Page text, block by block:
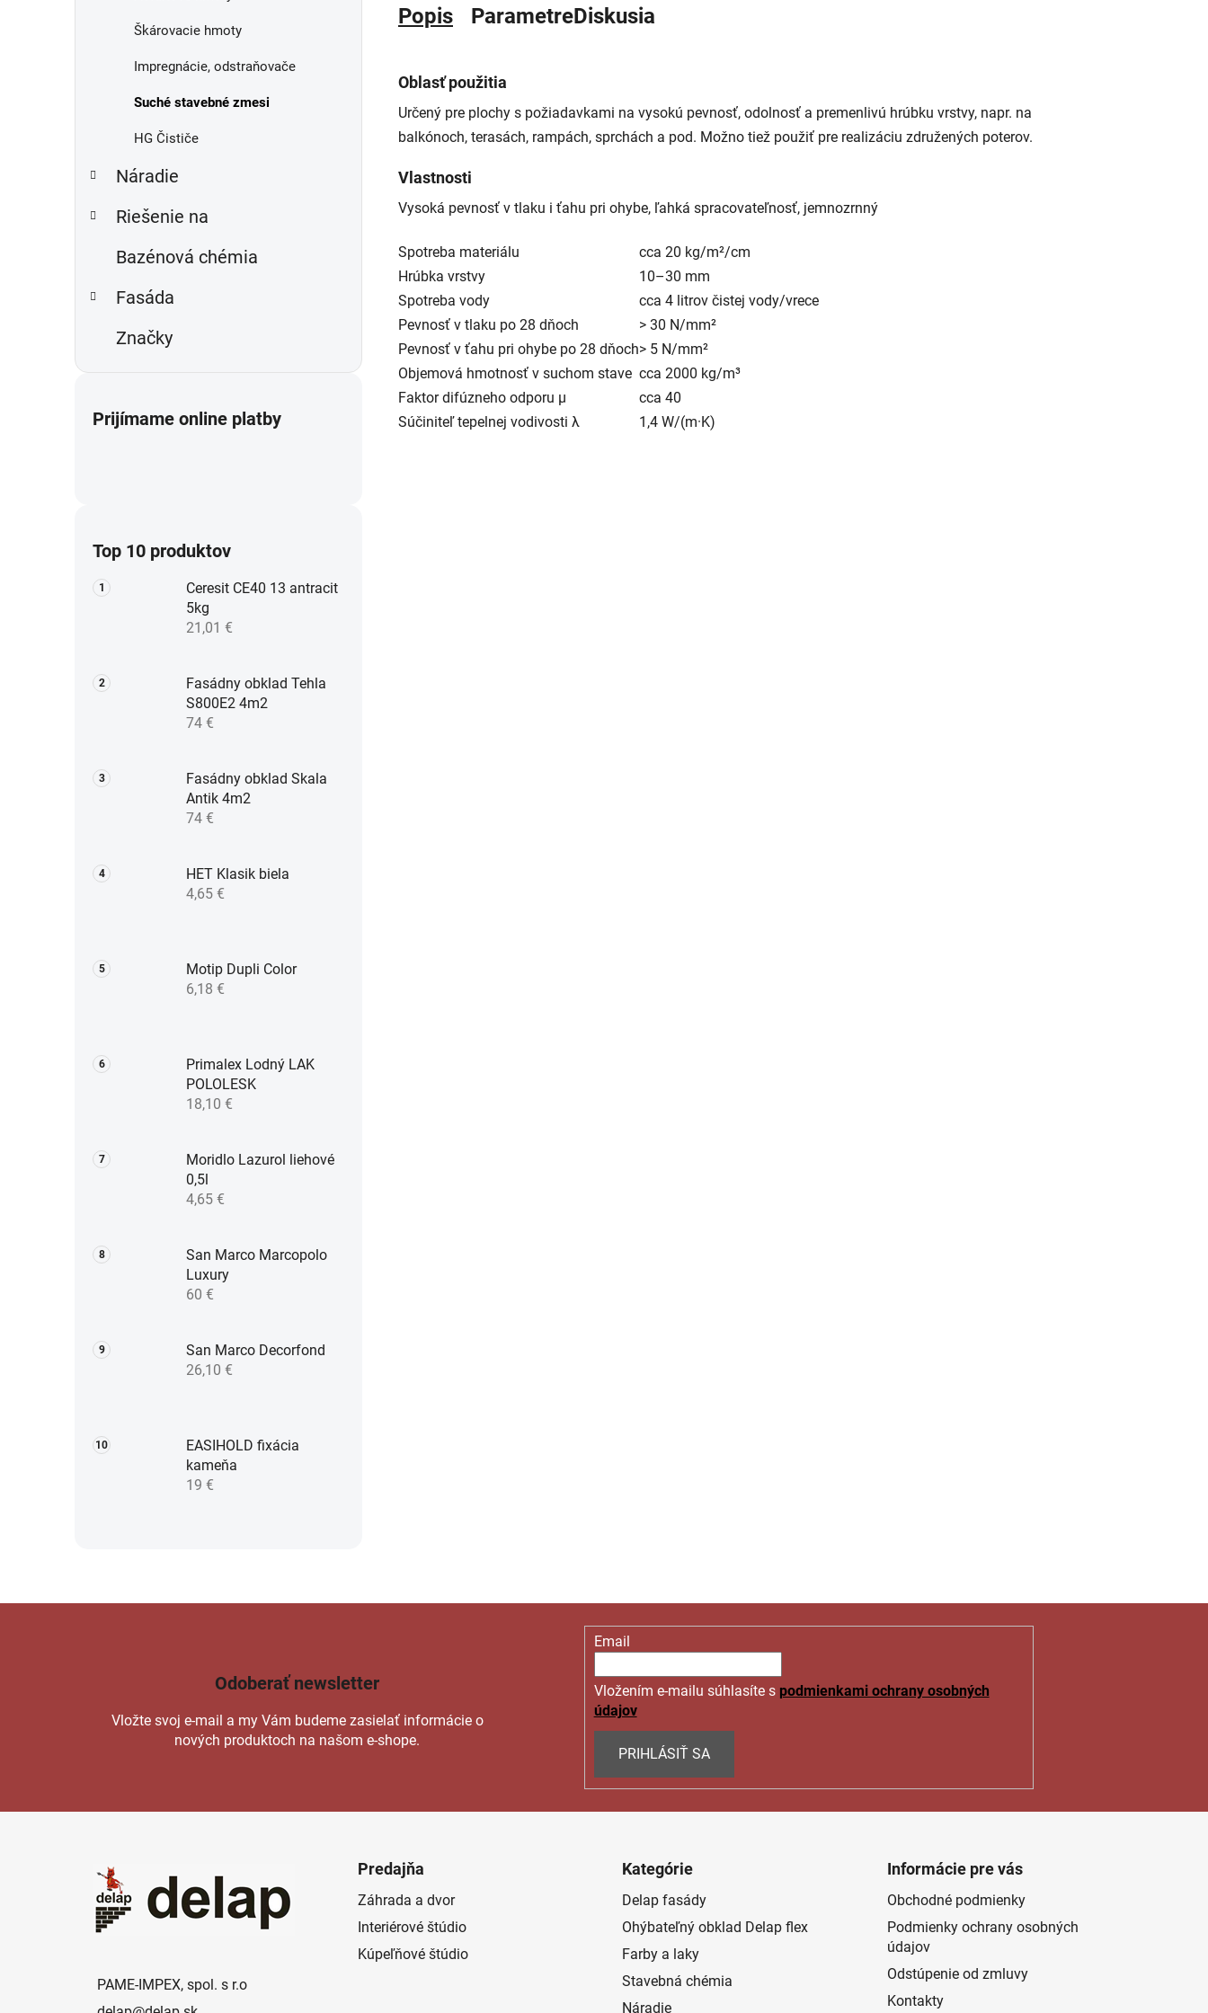
Škárovacie hmoty
Impregnácie, odstraňovače
Suché stavebné zmesi
HG Čističe
Náradie
Riešenie na
Bazénová chémia
Fasáda
Značky
Prijímame online platby
Top 10 produktov
Ceresit CE40 13 antracit
5kg
21,01 €
Fasádny obklad Tehla
S800E2 4m2
74 €
Fasádny obklad Skala
Antik 4m2
74 €
HET Klasik biela
4,65 €
Motip Dupli Color
6,18 €
Primalex Lodný LAK
POLOLESK
18,10 €
Moridlo Lazurol liehové
0,5l
4,65 €
San Marco Marcopolo
Luxury
60 €
San Marco Decorfond
26,10 €
EASIHOLD fixácia
kameňa
19 €
Popis ParametreDiskusia
Oblasť použitia
Určený pre plochy s požiadavkami na vysokú pevnosť, odolnosť a premenlivú hrúbku vrstvy, napr. na
balkónoch, terasách, rampách, sprchách a pod. Možno tiež použiť pre realizáciu združených poterov.
Vlastnosti
Vysoká pevnosť v tlaku i ťahu pri ohybe, ľahká spracovateľnosť, jemnozrnný
Spotreba materiálu
cca 20 kg/m²/cm
Hrúbka vrstvy
10–30 mm
Spotreba vody
cca 4 litrov čistej vody/vrece
Pevnosť v tlaku po 28 dňoch
> 30 N/mm²
Pevnosť v ťahu pri ohybe po 28 dňoch> 5 N/mm²
Objemová hmotnosť v suchom stave cca 2000 kg/m³
Faktor difúzneho odporu μ
cca 40
Súčiniteľ tepelnej vodivosti λ
1,4 W/(m·K)
Odoberať newsletter
Vložte svoj e-mail a my Vám budeme zasielať informácie o
nových produktoch na našom e-shope.
Email
Vložením e-mailu súhlasíte s podmienkami ochrany osobných
údajov
PRIHLÁSIŤ SA
PAME-IMPEX, spol. s r.o
Predajňa
Záhrada a dvor
Interiérové štúdio
Kúpeľňové štúdio
Kategórie
Delap fasády
Ohýbateľný obklad Delap flex
Farby a laky
Stavebná chémia
Náradie
Informácie pre vás
Obchodné podmienky
Podmienky ochrany osobných
údajov
Odstúpenie od zmluvy
Kontakty